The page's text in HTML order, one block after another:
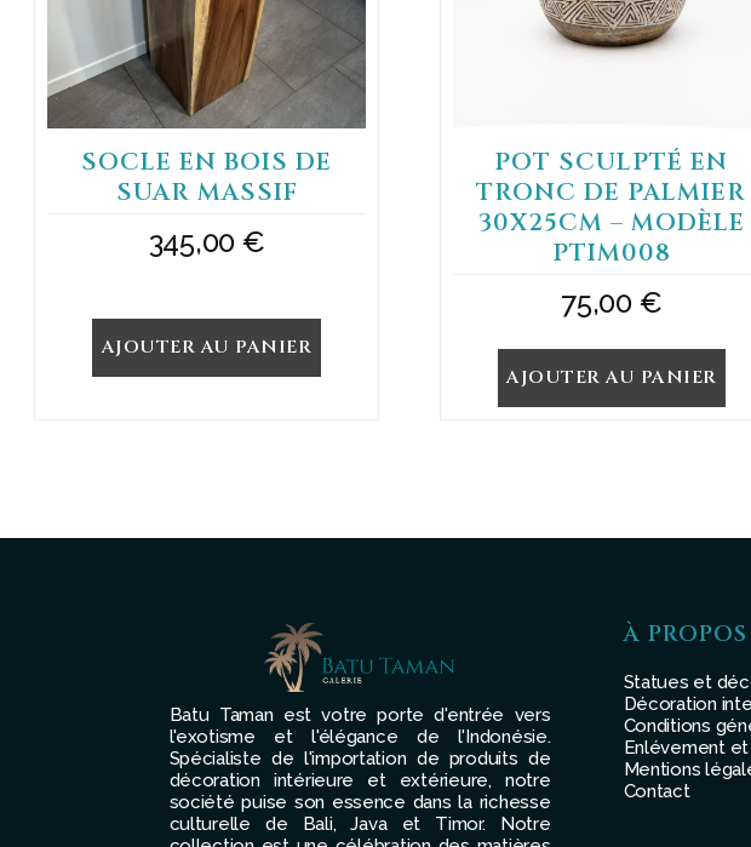
SOCLE EN BOIS DE
SUAR MASSIF
345,00 €
AJOUTER AU PANIER
POT SCULPTÉ EN
TRONC DE PALMIER
30X25CM – MODÈLE
PTIM008
75,00 €
AJOUTER AU PANIER
Batu Taman est votre porte d'entrée vers
l'exotisme et l'élégance de l'Indonésie.
Spécialiste de l'importation de produits de
décoration intérieure et extérieure, notre
société puise son essence dans la richesse
culturelle de Bali, Java et Timor. Notre
À PROPOS
Statues et
Décoration
Conditions
Enlévement et
Mentions
Contact